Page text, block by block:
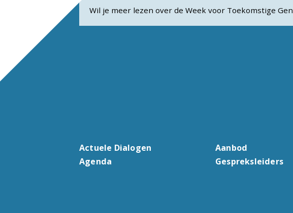
Wil je meer lezen over de Week voor Toekomstige
Actuele Dialogen
Agenda
Aanbod
Gespreksleiders